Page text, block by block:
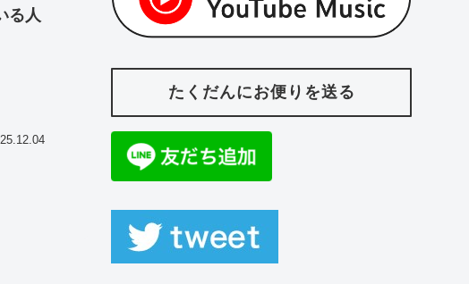
る人
たくだんにお便りを送る